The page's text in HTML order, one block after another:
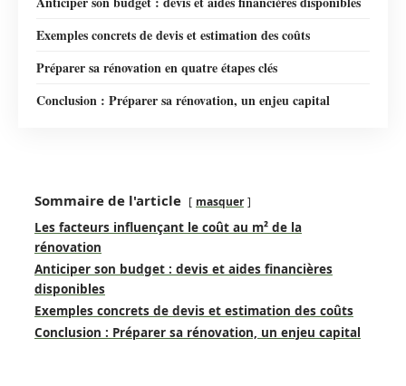
Exemples concrets de devis et estimation des coûts
Préparer sa rénovation en quatre étapes clés
Conclusion : Préparer sa rénovation, un enjeu capital
Sommaire de l'article masquer
Les facteurs influençant le coût au m² de la
rénovation
Anticiper son budget : devis et aides financières
disponibles
Exemples concrets de devis et estimation des coûts
Conclusion : Préparer sa rénovation, un enjeu capital